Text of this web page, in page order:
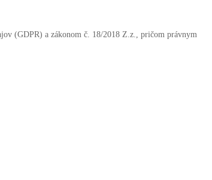
(GDPR) a zákonom č. 18/2018 Z.z., pričom právnym